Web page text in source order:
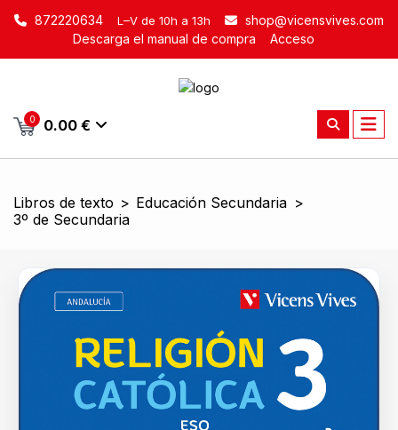
872220634 L–V de 10h a 13h
shop@vicensvives.com
Descarga el manual de compra
Acceso
0 0.00 €
Libros de texto > Educación Secundaria >
3º de Secundaria